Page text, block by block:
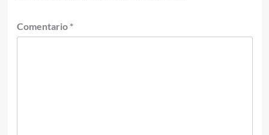
Comentario *